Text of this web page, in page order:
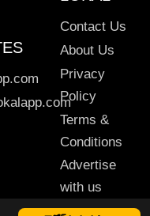
Contact Us
About Us
Privacy
Policy
Terms &
Conditions
Advertise
with us
Sitemap